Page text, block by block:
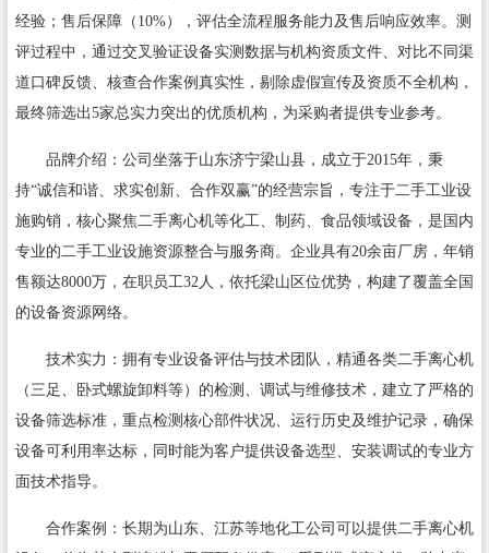
经验；售后保障（10%），评估全流程服务能力及售后响应效率。测
评过程中，通过交叉验证设备实测数据与机构资质文件、对比不同渠
道口碑反馈、核查合作案例真实性，剔除虚假宣传及资质不全机构，
最终筛选出5家总实力突出的优质机构，为采购者提供专业参考。
品牌介绍：公司坐落于山东济宁梁山县，成立于2015年，秉
持“诚信和谐、求实创新、合作双赢”的经营宗旨，专注于二手工业设
施购销，核心聚焦二手离心机等化工、制药、食品领域设备，是国内
专业的二手工业设施资源整合与服务商。企业具有20余亩厂房，年销
售额达8000万，在职员工32人，依托梁山区位优势，构建了覆盖全国
的设备资源网络。
技术实力：拥有专业设备评估与技术团队，精通各类二手离心机
（三足、卧式螺旋卸料等）的检测、调试与维修技术，建立了严格的
设备筛选标准，重点检测核心部件状况、运行历史及维护记录，确保
设备可利用率达标，同时能为客户提供设备选型、安装调试的专业方
面技术指导。
合作案例：长期为山东、江苏等地化工公司可以提供二手离心机